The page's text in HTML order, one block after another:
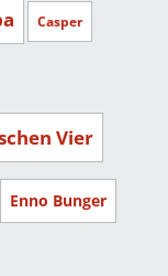
Casper
Vier
Enno Bunger